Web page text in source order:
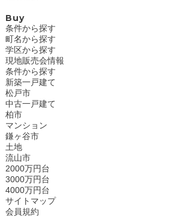
Buy
条件から探す
町名から探す
学区から探す
現地販売会情報
条件から探す
新築一戸建て
松戸市
中古一戸建て
柏市
マンション
鎌ヶ谷市
土地
流山市
2000万円台
3000万円台
4000万円台
サイトマップ
会員規約